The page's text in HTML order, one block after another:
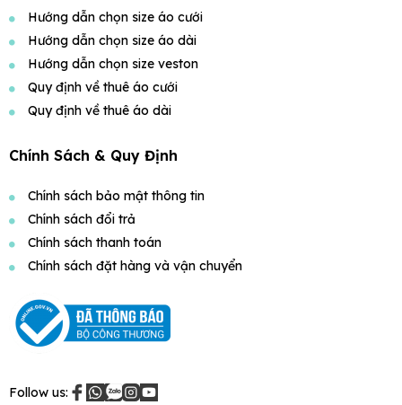
Hướng dẫn chọn size áo cưới
Hướng dẫn chọn size áo dài
Hướng dẫn chọn size veston
Quy định về thuê áo cưới
Quy định về thuê áo dài
Chính Sách & Quy Định
Chính sách bảo mật thông tin
Chính sách đổi trả
Chính sách thanh toán
Chính sách đặt hàng và vận chuyển
Follow us: